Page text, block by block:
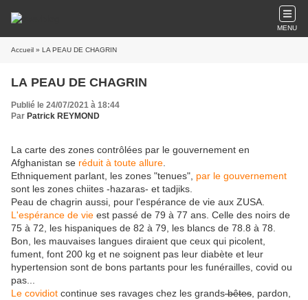
MENU
Accueil » LA PEAU DE CHAGRIN
LA PEAU DE CHAGRIN
Publié le 24/07/2021 à 18:44
Par Patrick REYMOND
La carte des zones contrôlées par le gouvernement en
Afghanistan se réduit à toute allure
Ethniquement parlant, les zones "tenues", par le gouvernement
sont les zones chiites -hazaras- et tadjiks.
Peau de chagrin aussi, pour l'espérance de vie aux ZUSA.
L'espérance de vie est passé de 79 à 77 ans. Celle des noirs de
75 à 72, les hispaniques de 82 à 79, les blancs de 78.8 à 78.
Bon, les mauvaises langues diraient que ceux qui picolent,
fument, font 200 kg et ne soignent pas leur diabète et leur
hypertension sont de bons partants pour les funérailles, covid ou
pas...
Le covidiot continue ses ravages chez les grandsbêtes , pardon,